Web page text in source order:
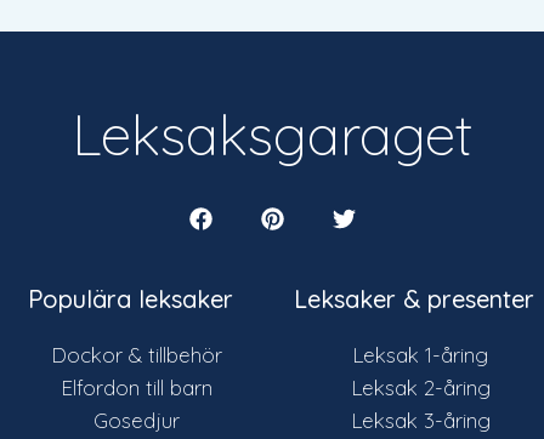
Populära leksaker
Dockor & tillbehör
Elfordon till barn
Gosedjur
Leksaksgaraget
Leksaker & presenter
Leksak 1-åring
Leksak 2-åring
Leksak 3-åring